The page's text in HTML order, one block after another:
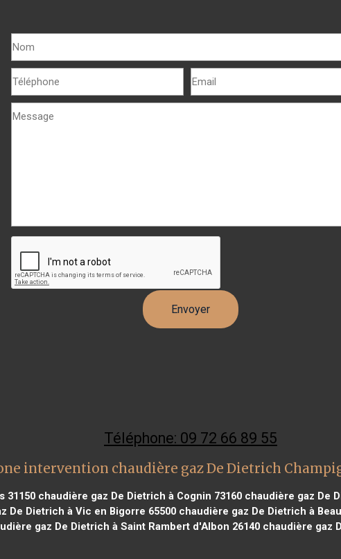
Téléphone: 09 72 66 89 55
intervention chaudière gaz De Dietrich
31150chaudière gaz De Dietrich à Cognin 73160chaudière gaz De
De Dietrich à Vic en Bigorre 65500 chaudière gaz De Dietrich à
gaz De Dietrich à Saint Rambert d'Albon 26140 chaudière gaz